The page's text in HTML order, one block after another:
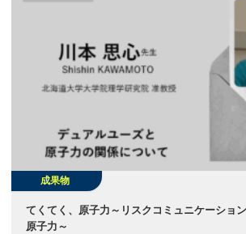
成果物
てくてく、原子力～リスクコミュニケーション
原子力～